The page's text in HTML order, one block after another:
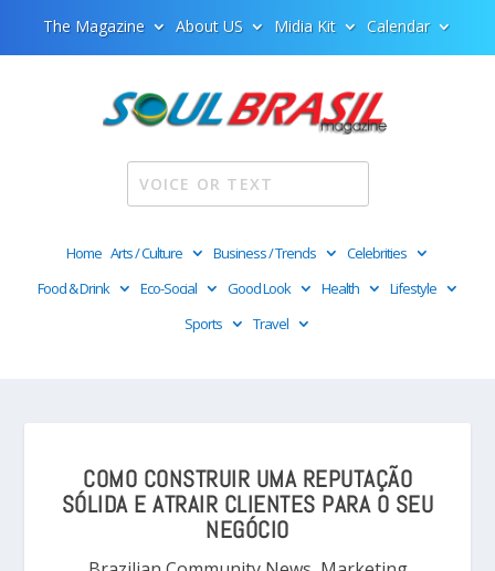
The Magazine About US Midia Kit Calendar
Home Arts / Culture Business / Trends
Celebrities
Food & Drink
Eco-Social Good Look Health
Lifestyle
Sports
Travel
COMO CONSTRUIR UMA REPUTAÇÃO
SÓLIDA E ATRAIR CLIENTES PARA O SEU
NEGÓCIO